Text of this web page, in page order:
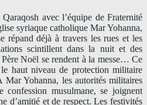
avec l’équipe de Fraternité
syriaque catholique Mar Yohanna,
répand déjà à travers les rues et les
scintillent dans la nuit et des
Noël se rendent à la messe… Ce
haut niveau de protection militaire
Mar Yohanna, les autorités militaires
confession musulmane, se joignent
d’amitié et de respect. Les festivités